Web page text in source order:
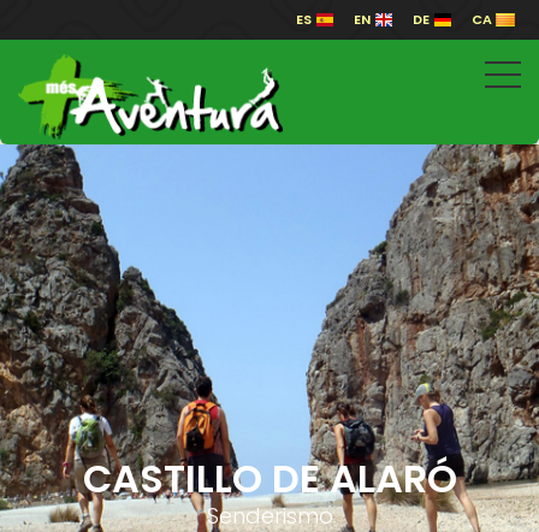
ES EN DE CA
CASTILLO DE ALARÓ
Senderismo